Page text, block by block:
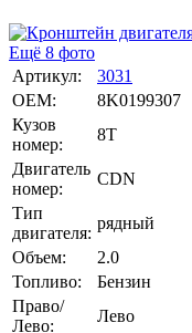
Ещё 8 фото
Артикул:
3031
OEM:
8K0199307
Кузов
номер:
8T
Двигатель
номер:
CDN
Тип
двигателя:
рядный
Объем:
2.0
Топливо:
Бензин
Право/
Лево:
Лево